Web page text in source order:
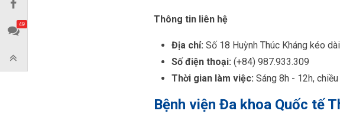
Thông tin liên hệ
Địa chỉ: Số 18 Huỳnh Thúc Kháng kéo
Số điện thoại: (+84) 987.933.309
Thời gian làm việc: Sáng 8h - 12h,
Bệnh viện Đa khoa Quốc tế
49